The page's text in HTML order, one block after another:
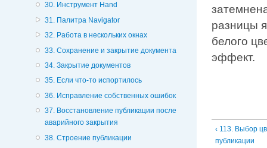
30. Инструмент Hand
31. Палитра Navigator
32. Работа в нескольких окнах
33. Сохранение и закрытие документа
34. Закрытие документов
35. Если что-то испортилось
36. Исправление собственных ошибок
37. Восстановление публикации после
аварийного закрытия
38. Строение публикации
разницы
белого
эффект.
‹ 113. Выбор
публикации